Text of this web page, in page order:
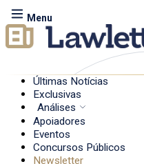
Menu
Últimas Notícias
Exclusivas
Análises
Apoiadores
Eventos
Concursos Públicos
Newsletter